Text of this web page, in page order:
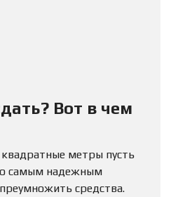
Вот в чем
метры пусть
самым надежным
средства.